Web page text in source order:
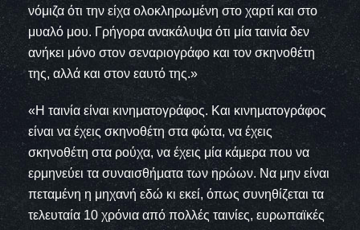
νόμιζα ότι την είχα ολοκληρωμένη στο χαρτί και στο
μυαλό μου. Γρήγορα ανακάλυψα ότι μία ταινία δεν
ανήκει μόνο στον σεναριογράφο και τον σκηνοθέτη
της, αλλά και στον εαυτό της.»
«Η ταινία είναι κινηματογράφος. Και κινηματογράφος
είναι να έχεις σκηνοθέτη στα φώτα, να έχεις
σκηνοθέτη στα ρούχα, να έχεις μία κάμερα που να
ερμηνεύει τα συναισθήματα των ηρώων. Να μην είναι
πεταμένη η μηχανή εδώ κι εκεί, όπως συνηθίζεται τα
τελευταία 10 χρόνια από πολλές ταινίες, ευρωπαϊκές